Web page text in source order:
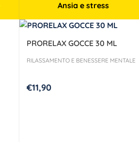
Ansia e stress
PRORELAX GOCCE 30 ML
RILASSAMENTO E BENESSERE MENTALE
€11,90